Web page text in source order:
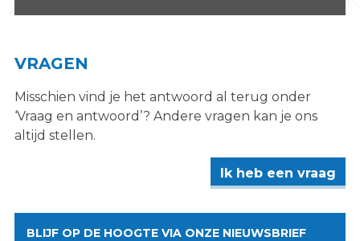
VRAGEN
Misschien vind je het antwoord al terug onder
‘Vraag en antwoord’? Andere vragen kan je ons
altijd stellen.
Ik heb een vraag
BLIJF OP DE HOOGTE VIA ONZE NIEUWSBRIEF